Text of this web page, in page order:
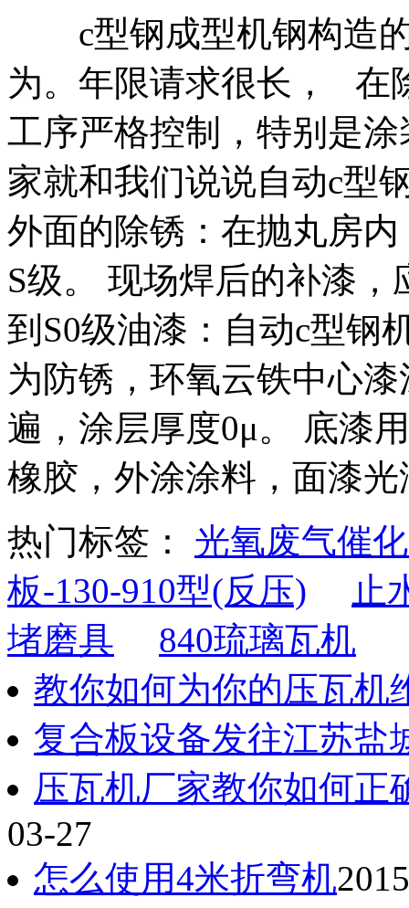
c型钢成型机钢构造的
为。年限请求很长， 在
工序严格控制，特别是
家就和我们说说自动c型
外面的除锈：在抛丸房
S级。 现场焊后的补漆
到S0级油漆：自动c型钢
为防锈，环氧云铁中心
遍，涂层厚度0μ。 底漆
橡胶，外涂涂料，面漆
热门标签： 光氧废气催
板-130-910型(反压)
止
堵磨具
840琉璃瓦机
教你如何为你的压瓦机
复合板设备发往江苏盐
压瓦机厂家教你如何正
03-27
怎么使用4米折弯机